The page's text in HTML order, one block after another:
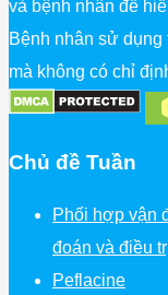
và bệnh nhân để
Bệnh nhân sử
mà không có chỉ
Chủ đề Tuần
Phối hợp vận
đoán và điều
Peflacine